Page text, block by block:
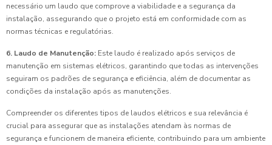
necessário um laudo que comprove a viabilidade e a segurança da
instalação, assegurando que o projeto está em conformidade com as
normas técnicas e regulatórias.
6. Laudo de Manutenção: Este laudo é realizado após serviços de
manutenção em sistemas elétricos, garantindo que todas as intervenções
seguiram os padrões de segurança e eficiência, além de documentar as
condições da instalação após as manutenções.
Compreender os diferentes tipos de laudos elétricos e sua relevância é
crucial para assegurar que as instalações atendam às normas de
segurança e funcionem de maneira eficiente, contribuindo para um ambiente